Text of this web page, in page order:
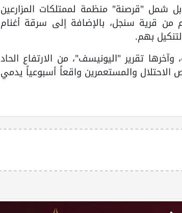
شمل "قرصنة" منظمة لممتلكات المزارعين
سرق المستعمرون نحو 700 رأس غنم من قرية سنجل، بالإضافة إلى سرقة أغنام
بهم.
تقرير "اليونيسف"، من الارتفاع الحاد
والمستعمرين واقعاً أسبوعياً يدمي